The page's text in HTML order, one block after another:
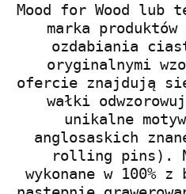
Mood for Wood lub
marka
ozdabiania
oryginalnymi
ofercie znajdują
wałki
unikalne
anglosaskich
rolling pins).
wykonane w 100% z